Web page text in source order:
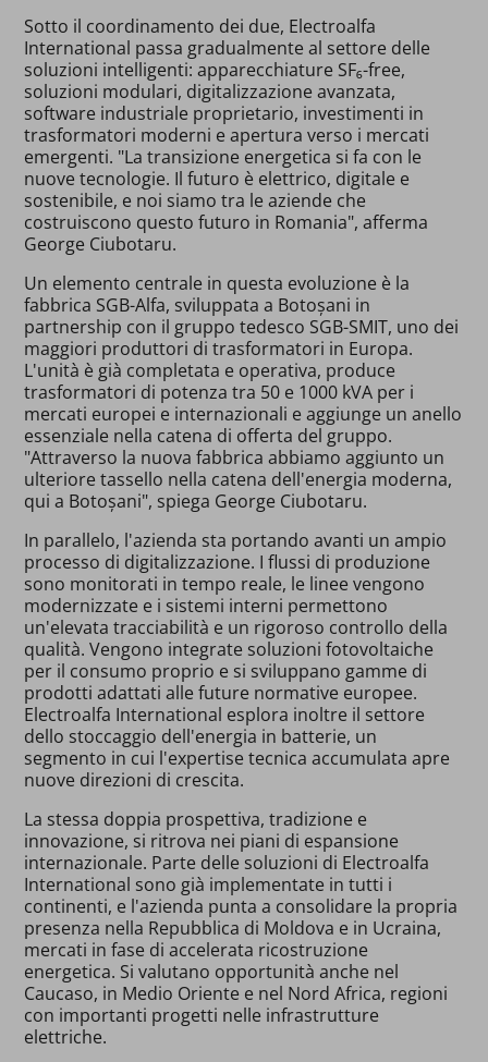
Sotto il coordinamento dei due, Electroalfa
International passa gradualmente al settore delle
soluzioni intelligenti: apparecchiature SF₆-free,
soluzioni modulari, digitalizzazione avanzata,
software industriale proprietario, investimenti in
trasformatori moderni e apertura verso i mercati
emergenti. "La transizione energetica si fa con le
nuove tecnologie. Il futuro è elettrico, digitale e
sostenibile, e noi siamo tra le aziende che
costruiscono questo futuro in Romania", afferma
George Ciubotaru.
Un elemento centrale in questa evoluzione è la
fabbrica SGB-Alfa, sviluppata a Botoșani in
partnership con il gruppo tedesco SGB-SMIT, uno dei
maggiori produttori di trasformatori in Europa.
L'unità è già completata e operativa, produce
trasformatori di potenza tra 50 e 1000 kVA per i
mercati europei e internazionali e aggiunge un anello
essenziale nella catena di offerta del gruppo.
"Attraverso la nuova fabbrica abbiamo aggiunto un
ulteriore tassello nella catena dell'energia moderna,
qui a Botoșani", spiega George Ciubotaru.
In parallelo, l'azienda sta portando avanti un ampio
processo di digitalizzazione. I flussi di produzione
sono monitorati in tempo reale, le linee vengono
modernizzate e i sistemi interni permettono
un'elevata tracciabilità e un rigoroso controllo della
qualità. Vengono integrate soluzioni fotovoltaiche
per il consumo proprio e si sviluppano gamme di
prodotti adattati alle future normative europee.
Electroalfa International esplora inoltre il settore
dello stoccaggio dell'energia in batterie, un
segmento in cui l'expertise tecnica accumulata apre
nuove direzioni di crescita.
La stessa doppia prospettiva, tradizione e
innovazione, si ritrova nei piani di espansione
internazionale. Parte delle soluzioni di Electroalfa
International sono già implementate in tutti i
continenti, e l'azienda punta a consolidare la propria
presenza nella Repubblica di Moldova e in Ucraina,
mercati in fase di accelerata ricostruzione
energetica. Si valutano opportunità anche nel
Caucaso, in Medio Oriente e nel Nord Africa, regioni
con importanti progetti nelle infrastrutture
elettriche.